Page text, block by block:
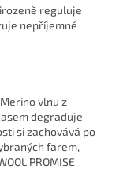
reguluje
nepříjemné
Merino vlnu z
degraduje
si zachovává po
farem,
PROMISE